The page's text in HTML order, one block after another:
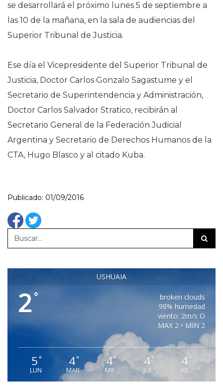
se desarrollará el próximo lunes 5 de septiembre a
las 10 de la mañana, en la sala de audiencias del
Superior Tribunal de Justicia.
Ese día el Vicepresidente del Superior Tribunal de
Justicia, Doctor Carlos Gonzalo Sagastume y el
Secretario de Superintendencia y Administración,
Doctor Carlos Salvador Stratico, recibirán al
Secretario General de la Federación Judicial
Argentina y Secretario de Derechos Humanos de la
CTA, Hugo Blasco y al citado Kuba.
Publicado: 01/09/2016
USHUAIA
2 °
broken clouds
98% humedad
viento: 2m/s O
MAX 2 • MIN 2
5°
LUN
4°
MAR
4°
MIE
4°
JUE
4°
VIE